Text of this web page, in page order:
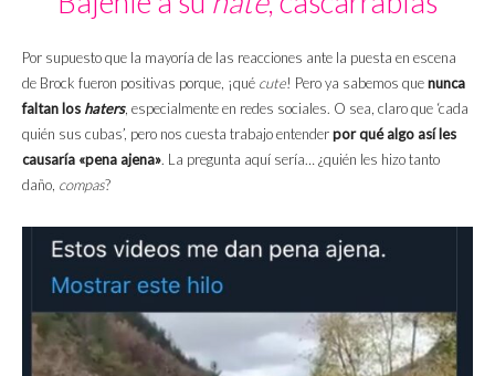
Por supuesto que la mayoría de las reacciones ante la puesta en escena
de Brock fueron positivas porque, ¡qué cute! Pero ya sabemos quenunca
faltan los haters, especialmente en redes sociales. O sea, claro que ‘cada
quién sus cubas’, pero nos cuesta trabajo entenderpor qué algo así les
causaría «pena ajena». La pregunta aquí sería… ¿quién les hizo tanto
daño, compas?